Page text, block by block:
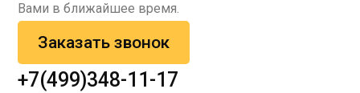
Вами в ближайшее время.
Заказать звонок
+7(499)348-11-17